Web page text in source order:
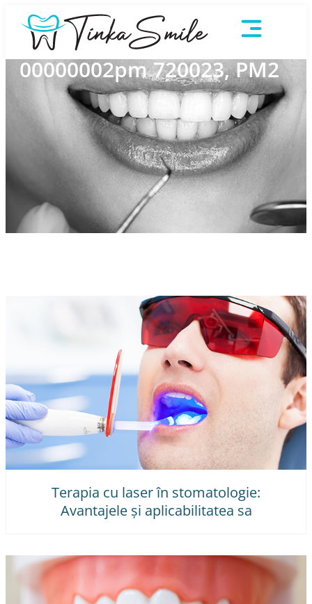
00000002pm 720023, PM2
Terapia cu laser în stomatologie:
Avantajele și aplicabilitatea sa